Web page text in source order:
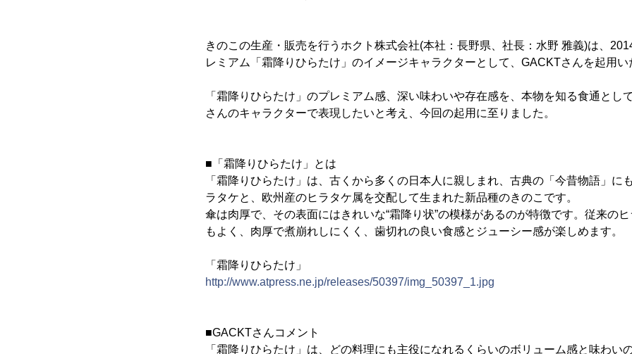
きのこの生産・販売を行うホクト株式会社(本社：長野県、社長：水野 雅義)は、
レミアム「霜降りひらたけ」のイメージキャラクターとして、GACKTさんを起用い
「霜降りひらたけ」のプレミアム感、深い味わいや存在感を、本物を知る食通とし
さんのキャラクターで表現したいと考え、今回の起用に至りました。
■「霜降りひらたけ」とは
「霜降りひらたけ」は、古くから多くの日本人に親しまれ、古典の「今昔物語」に
ラタケと、欧州産のヒラタケ属を交配して生まれた新品種のきのこです。
傘は肉厚で、その表面にはきれいな“霜降り状”の模様があるのが特徴です。従来の
もよく、肉厚で煮崩れしにくく、歯切れの良い食感とジューシー感が楽しめます。
「霜降りひらたけ」
http://www.atpress.ne.jp/releases/50397/img_50397_1.jpg
■GACKTさんコメント
「霜降りひらたけ」は、どの料理にも主役になれるくらいのボリューム感と味わい